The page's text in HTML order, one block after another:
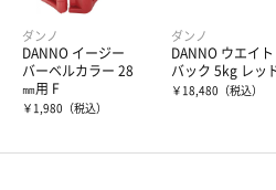
ダンノ
DANNO イージー
バーベルカラー 28
㎜用 F
￥1,980 （税込）
ダンノ
DANNO ウエイト
バック 5kg レッ
￥18,480 （税込）